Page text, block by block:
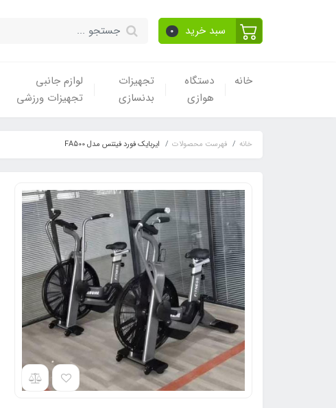
سبد خرید 0
خانه
دستگاه
هوازی
تجهیزات
بدنسازی
لوازم جانبی
تجهیزات ورزشی
خانه فهرست محصولات ایربایک فورد فیتنس مدل FA500